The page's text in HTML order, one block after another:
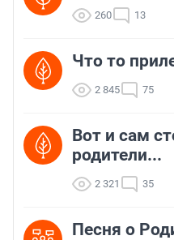
260 13
Что то
2 845 75
Вот и сам
родители...
2 321 35
Песня о